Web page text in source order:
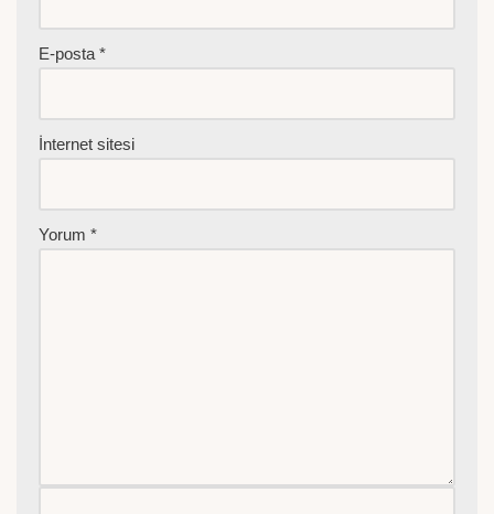
E-posta *
İnternet sitesi
Yorum *